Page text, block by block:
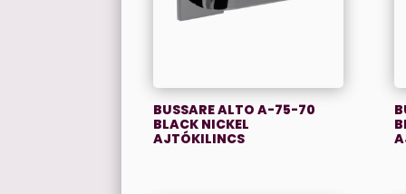
BUSSARE ALTO A-75-70
BLACK NICKEL
AJTÓKILINCS